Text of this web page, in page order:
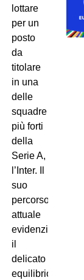
lottare
per un
posto
da
titolare
in una
delle
squadre
più forti
della
Serie A,
l’Inter. Il
suo
percorso
attuale
evidenzia
il
delicato
equilibrio